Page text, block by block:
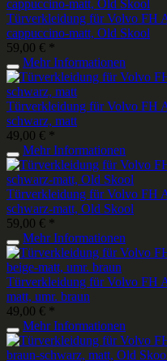
Türverkleidung für Volvo FH
cappuccino-matt, Old Skool
59,00 € *
Mehr Informationen
Türverkleidung für Volvo FH
schwarz, matt
49,00 € *
Mehr Informationen
Türverkleidung für Volvo FH
schwarz-matt, Old Skool
59,00 € *
Mehr Informationen
Türverkleidung für Volvo FH
matt, umr. braun
49,00 € *
Mehr Informationen